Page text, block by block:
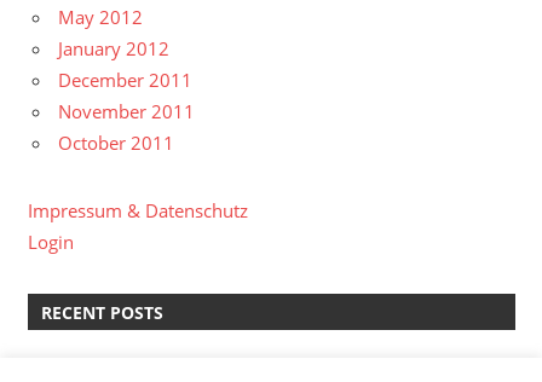
May 2012
January 2012
December 2011
November 2011
October 2011
Impressum & Datenschutz
Login
RECENT POSTS